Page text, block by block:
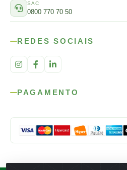
SAC
0800 770 70 50
REDES SOCIAIS
PAGAMENTO